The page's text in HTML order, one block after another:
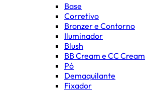
Base
Corretivo
Bronzer e Contorno
Iluminador
Blush
BB Cream e CC Cream
Pó
Demaquilante
Fixador